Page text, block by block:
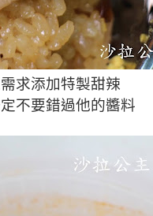
求添加特製甜辣
不要錯過他的醬料